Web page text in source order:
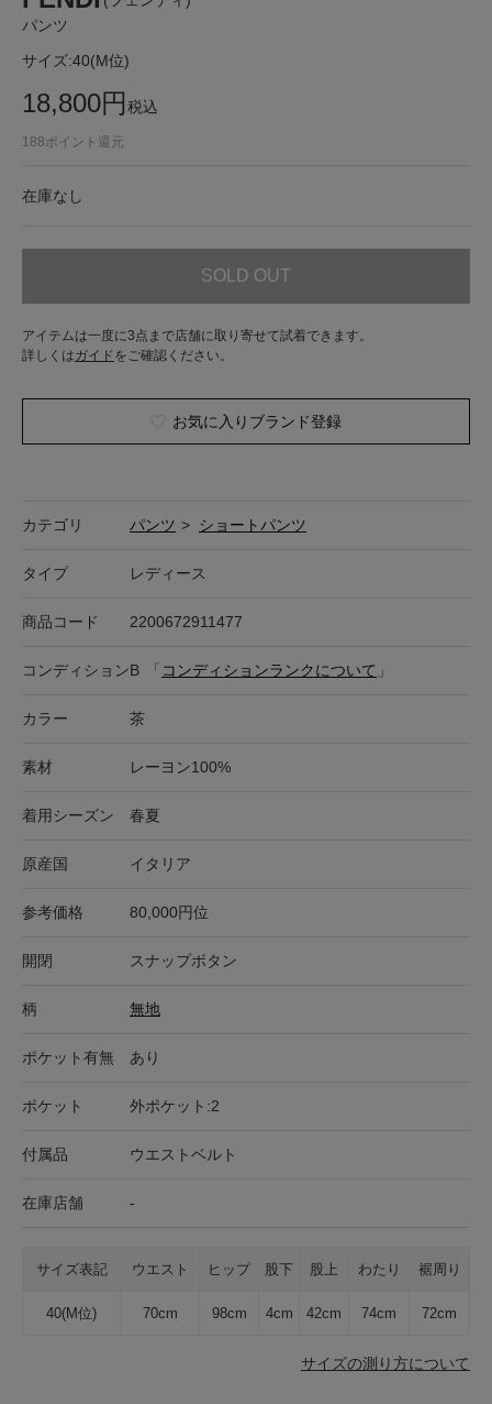
パンツ
サイズ:40(M位)
18,800円税込
188ポイント還元
在庫なし
SOLD OUT
アイテムは一度に3点まで店舗に取り寄せて試着できます。
詳しくはガイド をご確認ください。
お気に入りブランド登録
カテゴリ パンツ > ショートパンツ
タイプ レディース
商品コード 2200672911477
コンディションB 「 コンディションランクについて 」
カラー 茶
素材 レーヨン100%
着用シーズン 春夏
原産国 イタリア
参考価格 80,000円位
開閉 スナップボタン
柄 無地
ポケット有無 あり
ポケット 外ポケット:2
付属品 ウエストベルト
在庫店舗 -
サイズ表記 ウエスト ヒップ 股下 股上 わたり 裾周り
40(M位) 70cm 98cm 4cm 42cm 74cm 72cm
サイズの測り方について